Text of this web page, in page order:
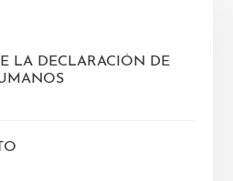
LA DECLARACIÓN DE